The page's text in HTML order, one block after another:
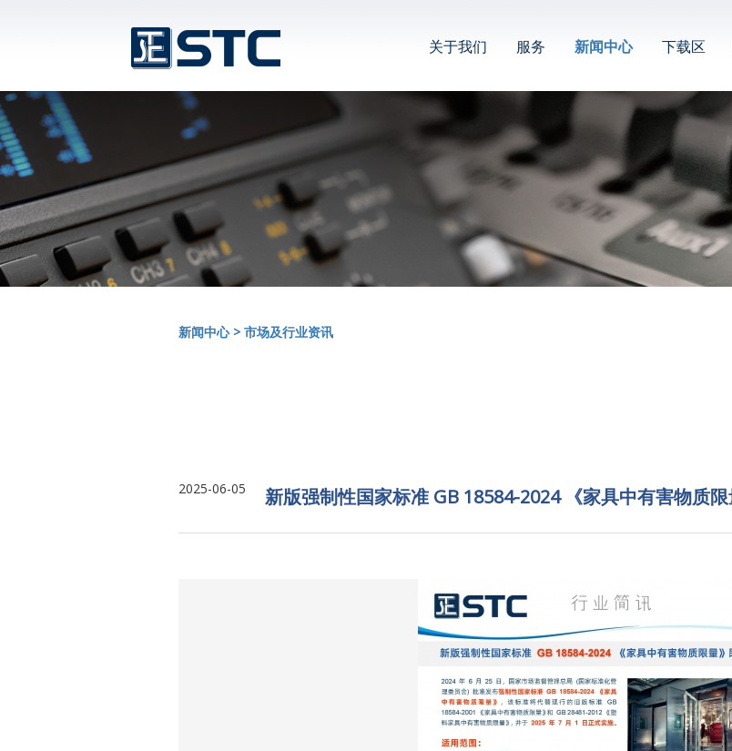
关于我们 服务 新闻中心 下载区
新闻中心 >市场及行业资讯
新版强制性国家标准 GB 18584-2024 《家具中有害物质
2025-06-05